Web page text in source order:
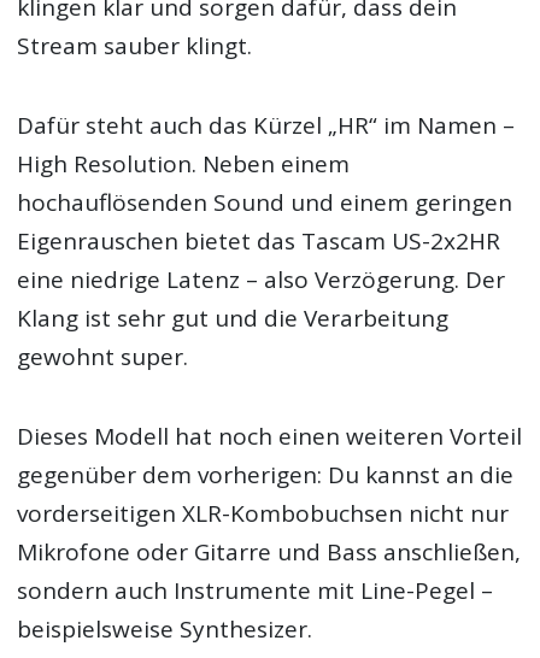
klingen klar und sorgen dafür, dass dein
Stream sauber klingt.
Dafür steht auch das Kürzel „HR“ im Namen –
High Resolution. Neben einem
hochauflösenden Sound und einem geringen
Eigenrauschen bietet das Tascam US-2x2HR
eine niedrige Latenz – also Verzögerung. Der
Klang ist sehr gut und die Verarbeitung
gewohnt super.
Dieses Modell hat noch einen weiteren Vorteil
gegenüber dem vorherigen: Du kannst an die
vorderseitigen XLR-Kombobuchsen nicht nur
Mikrofone oder Gitarre und Bass anschließen,
sondern auch Instrumente mit Line-Pegel –
beispielsweise Synthesizer.